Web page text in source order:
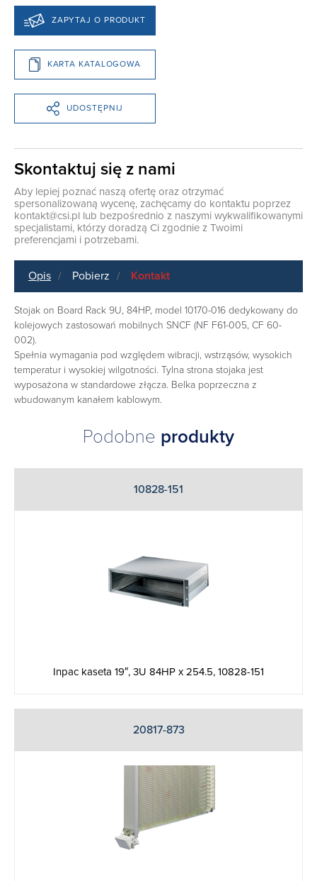
ZAPYTAJ O PRODUKT
KARTA KATALOGOWA
UDOSTĘPNIJ
Skontaktuj się z nami
Aby lepiej poznać naszą ofertę oraz otrzymać
spersonalizowaną wycenę, zachęcamy do kontaktu poprzez
kontakt@csi.pl lub bezpośrednio z naszymi wykwalifikowanymi
specjalistami, którzy doradzą Ci zgodnie z Twoimi
preferencjami i potrzebami.
Opis Pobierz Kontakt
Stojak on Board Rack 9U, 84HP, model 10170-016 dedykowany do
kolejowych zastosowań mobilnych SNCF (NF F61-005, CF 60-
002).
Spełnia wymagania pod względem wibracji, wstrząsów, wysokich
temperatur i wysokiej wilgotności. Tylna strona stojaka jest
wyposażona w standardowe złącza. Belka poprzeczna z
wbudowanym kanałem kablowym.
Podobne produkty
10828-151
Inpac kaseta 19″, 3U 84HP x 254.5, 10828-151
20817-873